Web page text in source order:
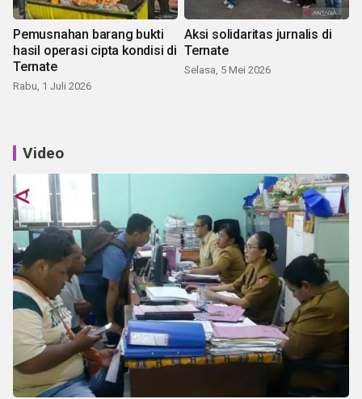
Pemusnahan barang bukti
hasil operasi cipta kondisi di
Ternate
Rabu, 1 Juli 2026
Aksi solidaritas jurnalis di
Ternate
Selasa, 5 Mei 2026
Video